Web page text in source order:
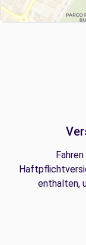
enthalten,